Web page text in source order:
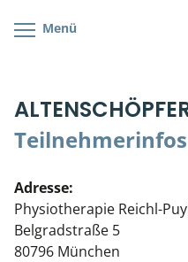
Menü
Teilnehmerinfos
Adresse:
Physiotherapie Reichl-
Belgradstraße 5
80796 München
Cranial/Neurale
Parietale Osteopathie
Viszerale Osteopathie
Klinische & Praktische
Bonus-Programm
Veranstaltungsticket DB
Wissenswertes
Teilnehmerliste
Stellenbörse
Soziales Engagement